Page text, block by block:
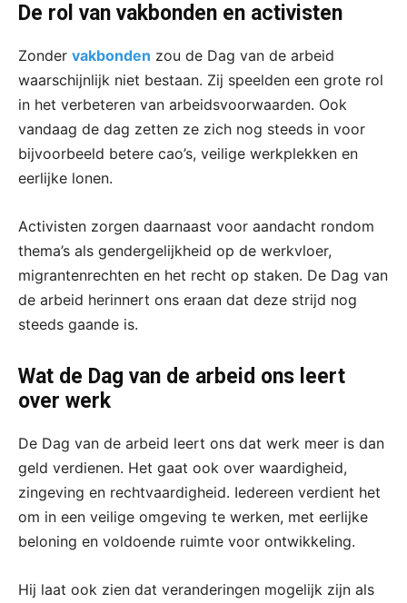
De rol van vakbonden en activisten
Zonder vakbonden zou de Dag van de arbeid
waarschijnlijk niet bestaan. Zij speelden een grote rol
in het verbeteren van arbeidsvoorwaarden. Ook
vandaag de dag zetten ze zich nog steeds in voor
bijvoorbeeld betere cao’s, veilige werkplekken en
eerlijke lonen.
Activisten zorgen daarnaast voor aandacht rondom
thema’s als gendergelijkheid op de werkvloer,
migrantenrechten en het recht op staken. De Dag van
de arbeid herinnert ons eraan dat deze strijd nog
steeds gaande is.
Wat de Dag van de arbeid ons leert
over werk
De Dag van de arbeid leert ons dat werk meer is dan
geld verdienen. Het gaat ook over waardigheid,
zingeving en rechtvaardigheid. Iedereen verdient het
om in een veilige omgeving te werken, met eerlijke
beloning en voldoende ruimte voor ontwikkeling.
Hij laat ook zien dat veranderingen mogelijk zijn als